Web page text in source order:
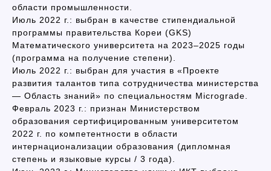
области промышленности.
Июль 2022 г.: выбран в качестве стипендиальной
программы правительства Кореи (GKS)
Математического университета на 2023–2025 годы
(программа на получение степени).
Июль 2022 г.: выбран для участия в «Проекте
развития талантов типа сотрудничества министерства
— Область знаний» по специальностям Micrograde.
Февраль 2023 г.: признан Министерством
образования сертифицированным университетом
2022 г. по компетентности в области
интернационализации образования (дипломная
степень и языковые курсы / 3 года).